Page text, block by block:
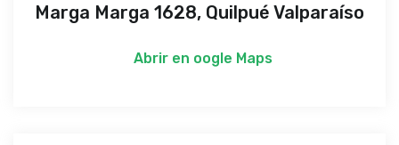
Marga Marga 1628, Quilpué Valparaíso
Abrir en oogle Maps